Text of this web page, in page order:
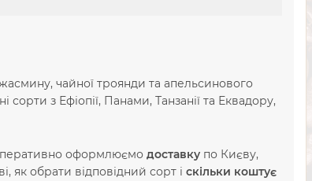
чайної троянди та апельсинового
сорти з Ефіопії, Панами, Танзанії та Еквадору,
оформлюємо доставку по Києву,
як обрати відповідний сорт і скільки коштує